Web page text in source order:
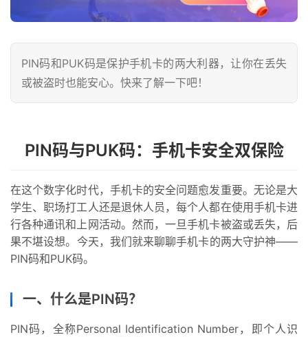
PIN码和PUK码是保护手机卡的两大利器，让你在丢失
或被盗时也能安心。快来了解一下吧！
PIN码与PUK码：手机卡安全双保险
在这个数字化时代，手机卡的安全问题愈发重要。无论是大
学生、职场打工人还是退休人员，每个人都在使用手机卡进
行各种通讯和上网活动。然而，一旦手机卡被盗或丢失，后
果不堪设想。今天，我们就来聊聊手机卡的两大守护神——
PIN码和PUK码。
一、什么是PIN码？
PIN码，全称Personal Identification Number，即个人识